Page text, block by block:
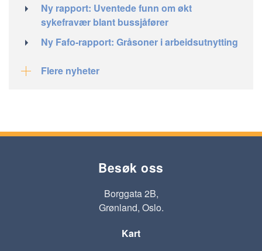
Ny rapport: Uventede funn om økt
sykefravær blant bussjåfører
Ny Fafo-rapport: Gråsoner i arbeidsutnytting
Flere nyheter
Besøk oss
Borggata 2B,
Grønland, Oslo.
Kart